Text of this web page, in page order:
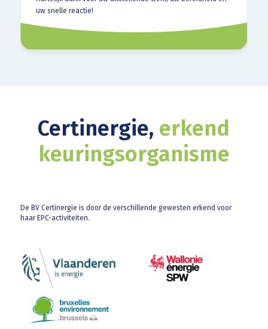
uw snelle reactie!
Certinergie, erkend
keuringsorganisme
De BV Certinergie is door de verschillende gewesten erkend voor
haar EPC-activiteiten.